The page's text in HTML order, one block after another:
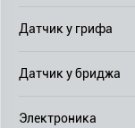
Датчик у грифа
Датчик у бриджа
Электроника